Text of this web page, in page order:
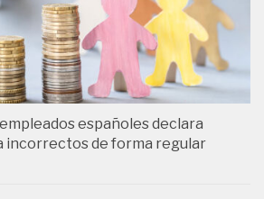
españoles declara
incorrectos de forma regular